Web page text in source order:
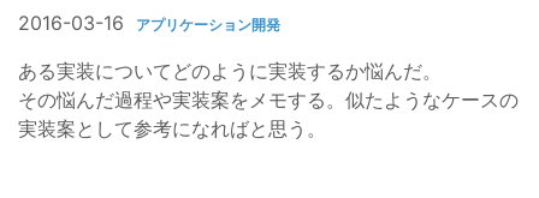
2016-03-16 アプリケーション開発
ある実装についてどのように実装するか悩んだ。
その悩んだ過程や実装案をメモする。似たようなケースの
実装案として参考になればと思う。